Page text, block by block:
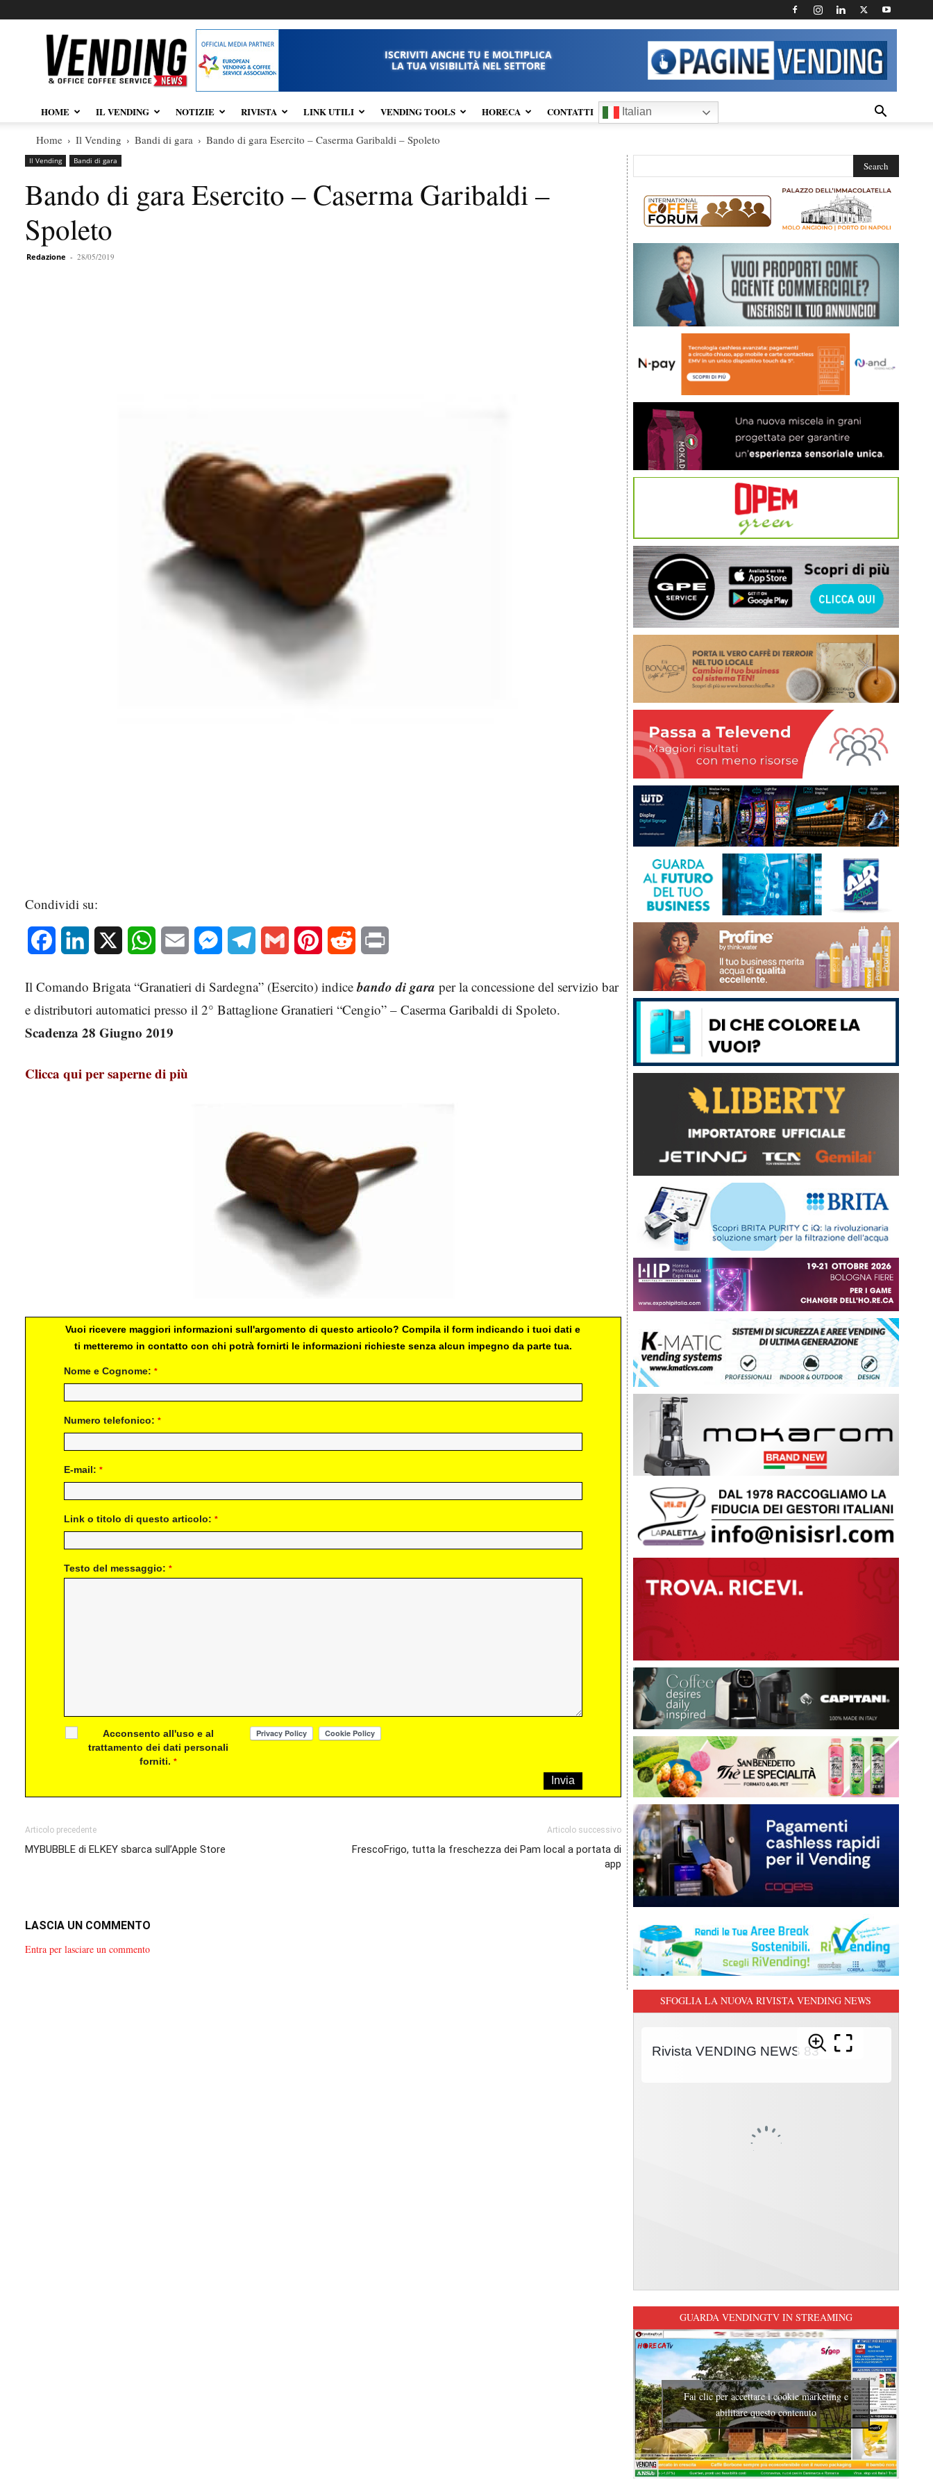
Vendingnews.it
ISCRIVITI ANCHE TU E MOLTIPLICA
LA TUA VISIBILITÀ NEL SETTORE
HOME IL VENDING NOTIZIE RIVISTA LINK UTILI VENDING TOOLS HORECA CONTATTI Italian
Home Il Vending Bandi di gara Bando di gara Esercito – Caserma Garibaldi – Spoleto
Il Vending Bandi di gara
Bando di gara Esercito – Caserma Garibaldi –
Spoleto
Redazione - 28/05/2019
Condividi su:
Facebook LinkedIn WhatsAppEmail MessengerTelegram Gmail Pinterest Reddit
Il Comando Brigata “Granatieri di Sardegna” (Esercito) indicebando di gara per la concessione del servizio bar
e distributori automatici presso il 2° Battaglione Granatieri “Cengio” – Caserma Garibaldi di Spoleto.
Scadenza 28 Giugno 2019
Clicca qui per saperne di più
Vuoi ricevere maggiori informazioni sull'argomento di questo articolo? Compila il form indicando i tuoi dati e
ti metteremo in contatto con chi potrà fornirti le informazioni richieste senza alcun impegno da parte tua.
Nome e Cognome: *
Numero telefonico: *
E-mail: *
Link o titolo di questo articolo: *
Testo del messaggio: *
Acconsento all'uso e al
trattamento dei dati personali
forniti.*
Articolo precedente
MYBUBBLE di ELKEY sbarca sull’Apple Store
Articolo successivo
FrescoFrigo, tutta la freschezza dei Pam local a portata di
app
LASCIA UN COMMENTO
Entra per lasciare un commento
SFOGLIA LA NUOVA RIVISTA VENDING NEWS
GUARDA VENDINGTV IN STREAMING
Fai clic per accettare i cookie marketing e
abilitare questo contenuto